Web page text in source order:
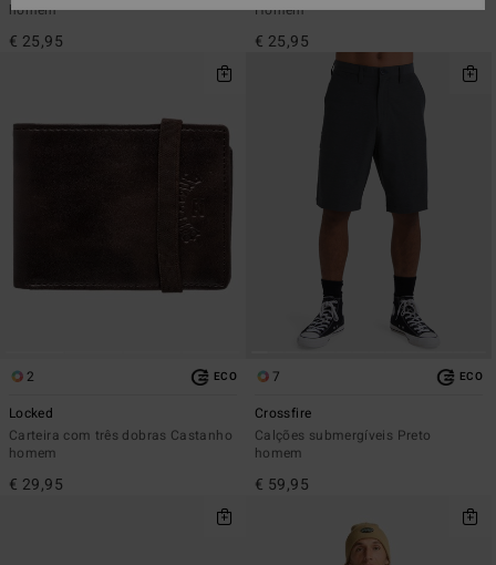
homem
€ 25,95
Homem
€ 25,95
2 ECO
Locked
Carteira com três dobras Castanho
homem
€ 29,95
7 ECO
Crossfire
Calções submergíveis Preto
homem
€ 59,95